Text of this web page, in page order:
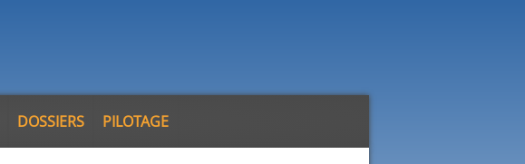
DOSSIERS PILOTAGE